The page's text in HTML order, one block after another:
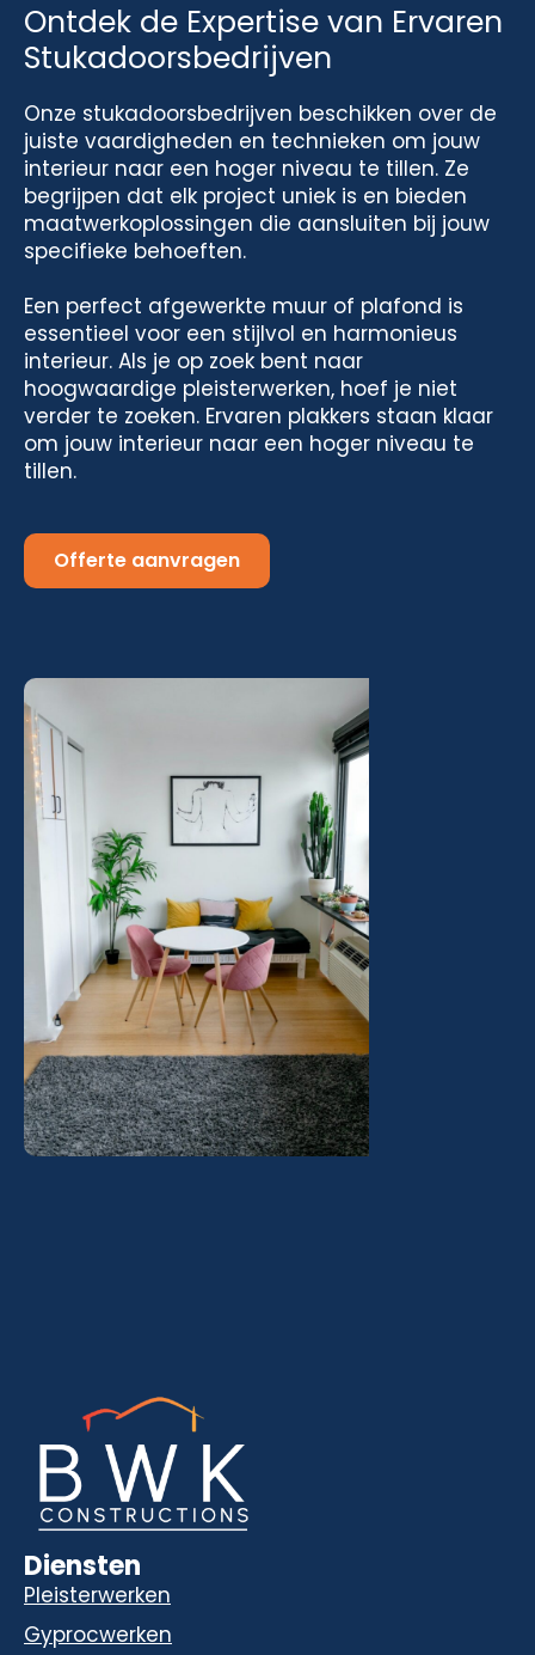
Ontdek de Expertise van Ervaren
Stukadoorsbedrijven
Onze stukadoorsbedrijven beschikken over de
juiste vaardigheden en technieken om jouw
interieur naar een hoger niveau te tillen. Ze
begrijpen dat elk project uniek is en bieden
maatwerkoplossingen die aansluiten bij jouw
specifieke behoeften.
Een perfect afgewerkte muur of plafond is
essentieel voor een stijlvol en harmonieus
interieur. Als je op zoek bent naar
hoogwaardige pleisterwerken, hoef je niet
verder te zoeken. Ervaren plakkers staan klaar
om jouw interieur naar een hoger niveau te
tillen.
Offerte aanvragen
Diensten
Pleisterwerken
Gyprocwerken